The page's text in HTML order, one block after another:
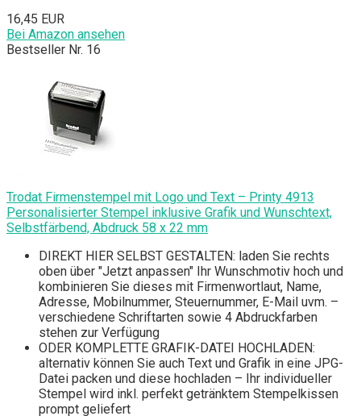
16,45 EUR
Bei Amazon ansehen
Bestseller Nr. 16
Trodat Firmenstempel mit Logo und Text – Printy 4913
Personalisierter Stempel inklusive Grafik und Wunschtext,
Selbstfärbend, Abdruck 58 x 22 mm
DIREKT HIER SELBST GESTALTEN: laden Sie rechts
oben über "Jetzt anpassen" Ihr Wunschmotiv hoch und
kombinieren Sie dieses mit Firmenwortlaut, Name,
Adresse, Mobilnummer, Steuernummer, E-Mail uvm. –
verschiedene Schriftarten sowie 4 Abdruckfarben
stehen zur Verfügung
ODER KOMPLETTE GRAFIK-DATEI HOCHLADEN:
alternativ können Sie auch Text und Grafik in eine JPG-
Datei packen und diese hochladen – Ihr individueller
Stempel wird inkl. perfekt getränktem Stempelkissen
prompt geliefert